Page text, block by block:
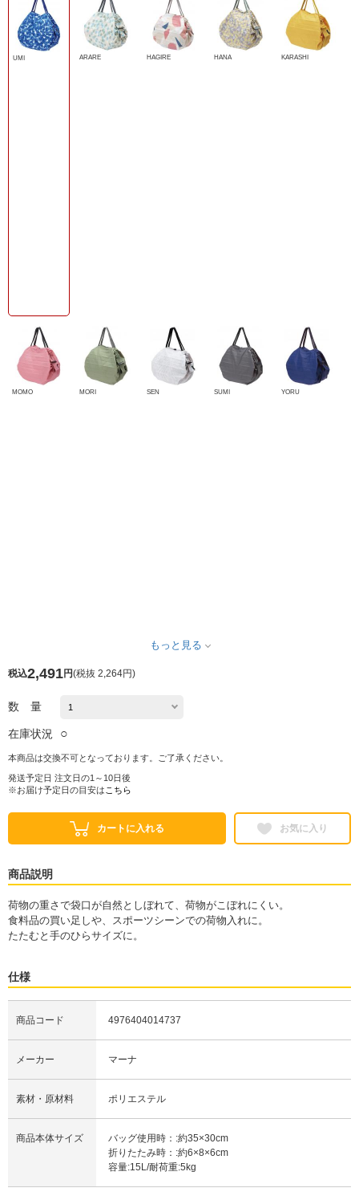
UMI ARARE HAGIRE HANA KARASHI
MOMO MORI SEN SUMI YORU
もっと見る
税込2,491円(税抜 2,264円)
数 量
在庫状況 ○
本商品は交換不可となっております。ご了承ください。
発送予定日 注文日の1～10日後
※お届け予定日の目安は こちら
カートに入れる お気に入り
商品説明
荷物の重さで袋口が自然としぼれて、荷物がこぼれにくい。
食料品の買い足しや、スポーツシーンでの荷物入れに。
たたむと手のひらサイズに。
仕様
商品コード 4976404014737
メーカー マーナ
素材・原材料 ポリエステル
商品本体サイズ
バッグ使用時：:約35×30cm
折りたたみ時：:約6×8×6cm
容量:15L/耐荷重:5kg